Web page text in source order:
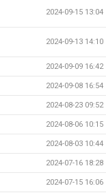
2024-09-15 13:04
2024-09-13 14:10
2024-09-09 16:42
2024-09-08 16:54
2024-08-23 09:52
2024-08-06 10:15
2024-08-03 10:44
2024-07-16 18:28
2024-07-15 16:06